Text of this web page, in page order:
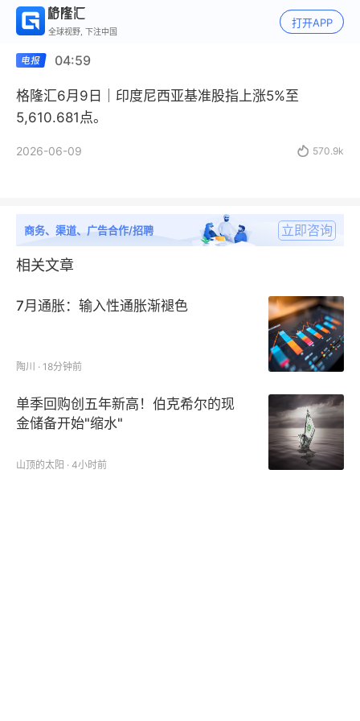
全球视野, 下注中国
打开APP
04:59
格隆汇6月9日｜印度尼西亚基准股指上涨5%至
5,610.681点。
2026-06-09  570.9k
商务、渠道、广告合作/招聘 立即咨询
相关文章
7月通胀：输入性通胀渐褪色
陶川 · 18分钟前
单季回购创五年新高！伯克希尔的现
金储备开始"缩水"
山顶的太阳 · 4小时前